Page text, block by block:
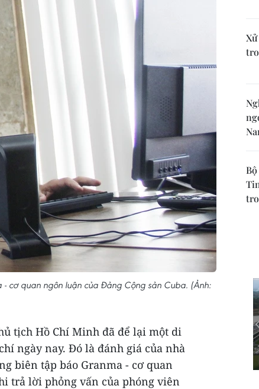
cơ quan ngôn luận của Đảng Cộng sản Cuba. (Ảnh:
tịch Hồ Chí Minh đã để lại một di
ngày nay. Đó là đánh giá của nhà
biên tập báo Granma - cơ quan
trả lời phỏng vấn của phóng viên